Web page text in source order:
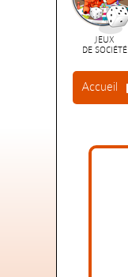
JEUX
DE SOCIÉTÉ
Accueil